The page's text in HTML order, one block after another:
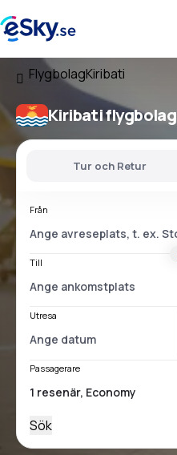
FlygbolagKiribati
Kiribati flygbolag
Tur och Retur
Från
Till
Utresa
Passagerare
Sök